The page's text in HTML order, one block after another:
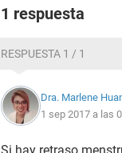
1 respuesta
RESPUESTA 1 / 1
Dra. Marlene
1 sep 2017 a las